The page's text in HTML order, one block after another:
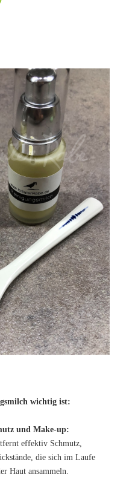
wichtig ist:
und Make-up:
effektiv Schmutz,
die sich im Laufe
Haut ansammeln.